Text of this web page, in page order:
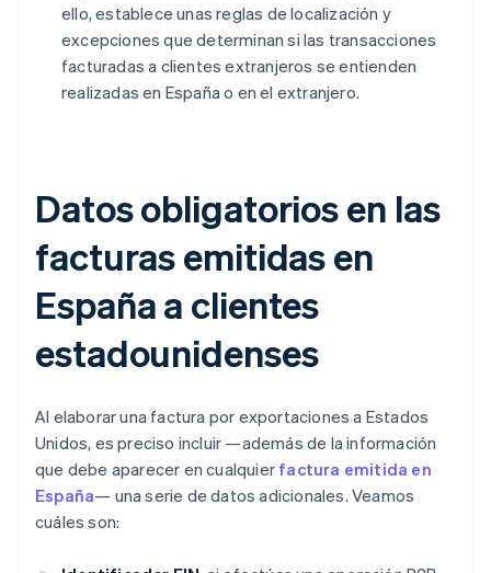
ello, establece unas reglas de localización y
excepciones que determinan si las transacciones
facturadas a clientes extranjeros se entienden
realizadas en España o en el extranjero.
Datos obligatorios en las
facturas emitidas en
España a clientes
estadounidenses
Al elaborar una factura por exportaciones a Estados
Unidos, es preciso incluir —además de la información
que debe aparecer en cualquier factura emitida en
España— una serie de datos adicionales. Veamos
cuáles son: